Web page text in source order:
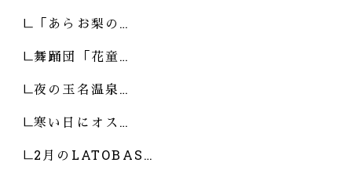
「あらお梨の…
舞踊団「花童…
夜の玉名温泉…
寒い日にオス…
2月のLATOBAS…